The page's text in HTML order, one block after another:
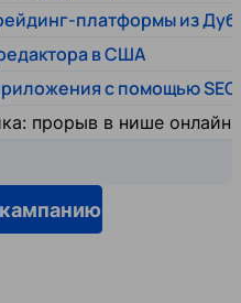
платформы из
в США
с помощью SEO
прорыв в нише